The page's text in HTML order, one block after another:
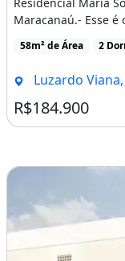
* 5 Minutos
* Onibus na
* Shoping Open
* Farmacias;
* Apenas R$
*
Programa
Maracanaú.- Esse
58m² de Área 2
Luzardo
R$184.900